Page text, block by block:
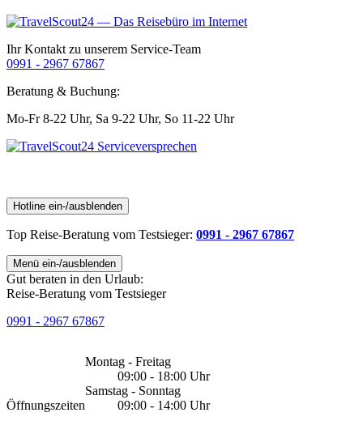
Ihr Kontakt zu unserem Service-Team
0991 - 2967 67867
Beratung & Buchung:
Mo-Fr 8-22 Uhr, Sa 9-22 Uhr, So 11-22 Uhr
Hotline ein-/ausblenden
Top Reise-Beratung vom Testsieger: 0991 - 2967 67867
Menü ein-/ausblenden
Gut beraten in den Urlaub:
Reise-Beratung vom Testsieger
0991 - 2967 67867
Öffnungszeiten
Montag - Freitag
09:00 - 18:00 Uhr
Samstag - Sonntag
09:00 - 14:00 Uhr